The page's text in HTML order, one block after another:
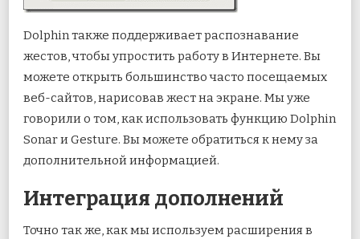
Dolphin также поддерживает распознавание
жестов, чтобы упростить работу в Интернете. Вы
можете открыть большинство часто посещаемых
веб-сайтов, нарисовав жест на экране. Мы уже
говорили о том, как использовать функцию Dolphin
Sonar и Gesture. Вы можете обратиться к нему за
дополнительной информацией.
Интеграция дополнений
Точно так же, как мы используем расширения в